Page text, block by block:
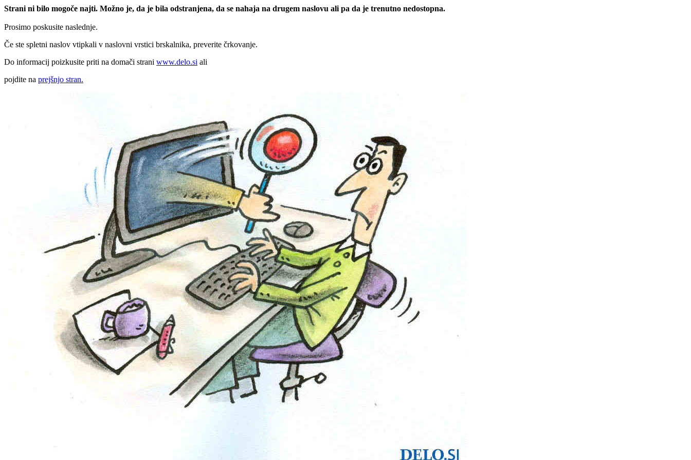
Strani ni bilo mogoče najti. Možno je, da je bila odstranjena, da se nahaja na drugem naslovu ali pa da je trenutno nedostopna.
Prosimo poskusite naslednje.
Če ste spletni naslov vtipkali v naslovni vrstici brskalnika, preverite črkovanje.
Do informacij poizkusite priti na domači strani www.delo.si ali
pojdite na prejšnjo stran.